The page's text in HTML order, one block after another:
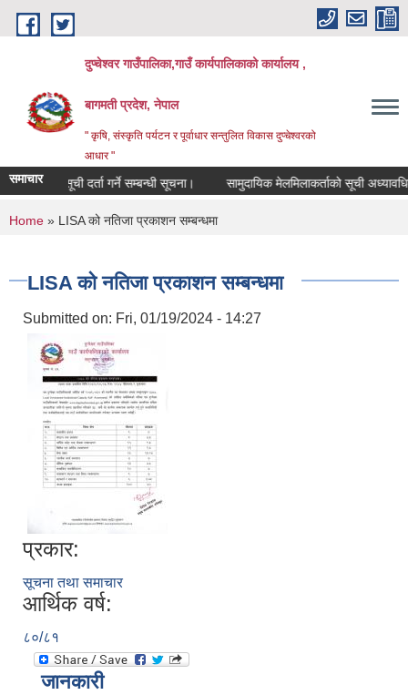
Skip to main content
दुप्चेश्वर गाउँपालिका,गाउँ कार्यपालिकाको कार्यालय ,
बागमती प्रदेश, नेपाल
" कृषि, संस्कृति पर्यटन र पूर्वाधार सन्तुलित विकास दुप्चेश्वरको
आधार "
समाचारसूची दर्ता गर्ने सम्बन्धी सूचना। सामुदायिक मेलमिलाकर्ताको सूची अध्यावधिक
You are here
Home » LISA को नतिजा प्रकाशन सम्बन्धमा
LISA को नतिजा प्रकाशन सम्बन्धमा
Submitted on: Fri, 01/19/2024 - 14:27
प्रकार:
सूचना तथा समाचार
आर्थिक वर्ष:
८०/८१
जानकारी